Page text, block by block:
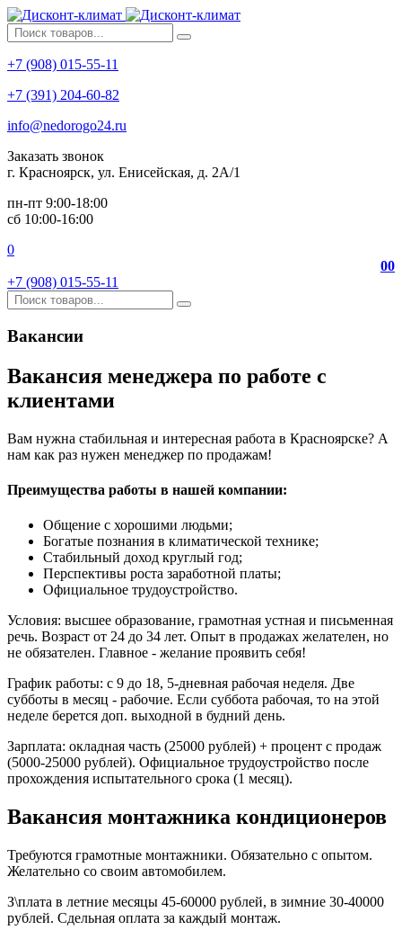
+7 (908) 015-55-11
+7 (391) 204-60-82
info@nedorogo24.ru
Заказать звонок
г. Красноярск, ул. Енисейская, д. 2А/1
пн-пт 9:00-18:00
сб 10:00-16:00
0
00
+7 (908) 015-55-11
Вакансии
Вакансия менеджера по работе с
клиентами
Вам нужна стабильная и интересная работа в Красноярске? А
нам как раз нужен менеджер по продажам!
Преимущества работы в нашей компании:
Общение с хорошими людьми;
Богатые познания в климатической технике;
Стабильный доход круглый год;
Перспективы роста заработной платы;
Официальное трудоустройство.
Условия: высшее образование, грамотная устная и письменная
речь. Возраст от 24 до 34 лет. Опыт в продажах желателен, но
не обязателен. Главное - желание проявить себя!
График работы: с 9 до 18, 5-дневная рабочая неделя. Две
субботы в месяц - рабочие. Если суббота рабочая, то на этой
неделе берется доп. выходной в будний день.
Зарплата: окладная часть (25000 рублей) + процент с продаж
(5000-25000 рублей). Официальное трудоустройство после
прохождения испытательного срока (1 месяц).
Вакансия монтажника кондиционеров
Требуются грамотные монтажники. Обязательно с опытом.
Желательно со своим автомобилем.
З\плата в летние месяцы 45-60000 рублей, в зимние 30-40000
рублей. Сдельная оплата за каждый монтаж.